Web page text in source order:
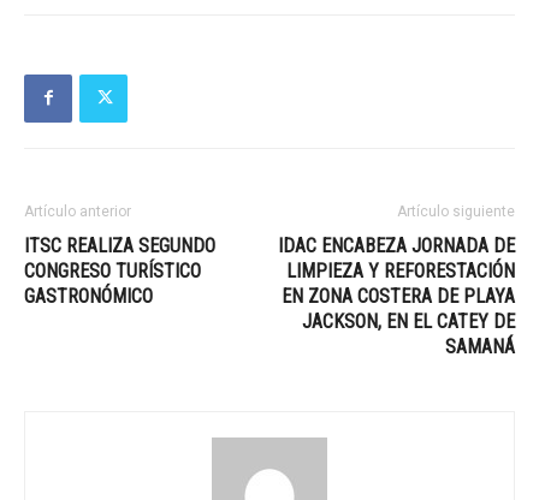
Artículo anterior
ITSC REALIZA SEGUNDO
CONGRESO TURÍSTICO
GASTRONÓMICO
Artículo siguiente
IDAC ENCABEZA JORNADA DE
LIMPIEZA Y REFORESTACIÓN
EN ZONA COSTERA DE PLAYA
JACKSON, EN EL CATEY DE
SAMANÁ